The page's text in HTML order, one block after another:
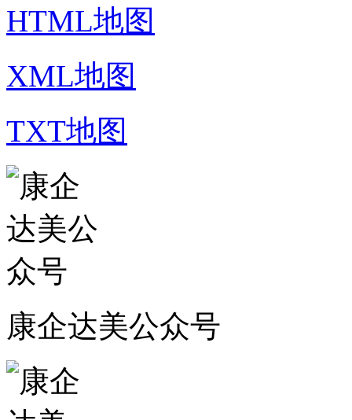
HTML地图
XML地图
TXT地图
康企达美公众号